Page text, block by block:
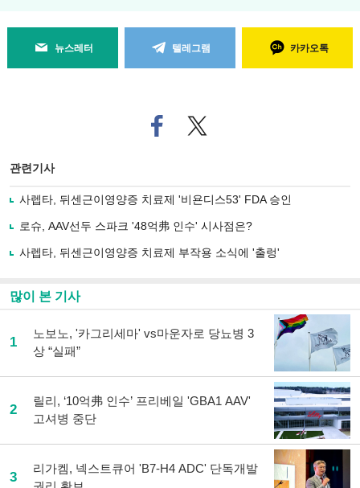
뉴스레터 텔레그램 카카오톡
페
이
로
기
사
유
트위
터로
관련기사
사렙타, 뒤센근이영양증 치료제 '비욘디스53' FDA 승인
로슈, AAV선두 스파크 '48억弗 인수' 시사점은?
사렙타, 뒤센근이영양증 치료제 부작용 소식에 '출렁'
많이 본 기사
1
노보노, '카그리세마' vs마운자로 당뇨병 3
상 “실패”
2
릴리, ‘10억弗 인수’ 프리베일 'GBA1 AAV'
고셔병 중단
3
리가켐, 넥스트큐어 'B7-H4 ADC' 단독개발